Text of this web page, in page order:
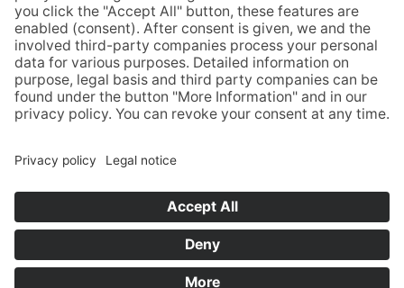
in Münster wordt sinds maart 2009 bovendien
uitgebaat als integratiebedrijf. Wij bieden 10
arbeidsplaatsen voor mensen met een handicap.
Hierdoor krijgen ze de mogelijkheid om deel te nemen
aan het algemene professionele leven.
Onze medewerkers voeren hun taken met plezier en
enthousiasme uit, hetgeen zich vertaalt in de hartelijke
omgang met de gasten. Ze creëren een persoonlijke,
familiaire sfeer. Dankzij hun oplettende service voelt u
zich bij ons onmiddellijk thuis.